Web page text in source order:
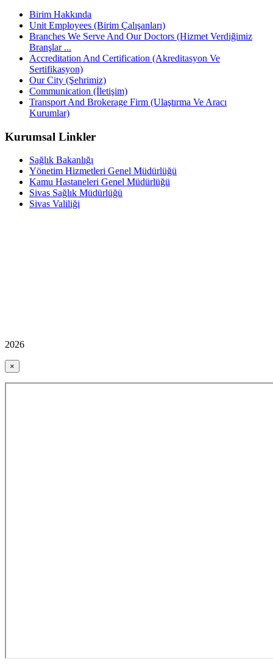
Birim Hakkında
Unit Employees (Birim Çalışanları)
Branches We Serve And Our Doctors (Hizmet Verdiğimiz
Branşlar ...
Accreditation And Certification (Akreditasyon Ve
Sertifikasyon)
Our City (Şehrimiz)
Communication (İletişim)
Transport And Brokerage Firm (Ulaştırma Ve Aracı
Kurumlar)
Kurumsal Linkler
Sağlık Bakanlığı
Yönetim Hizmetleri Genel Müdürlüğü
Kamu Hastaneleri Genel Müdürlüğü
Sivas Sağlık Müdürlüğü
Sivas Valiliği
2026
×